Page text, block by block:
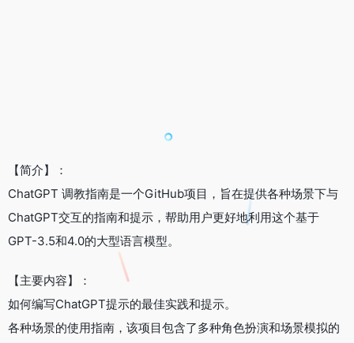
【简介】：
ChatGPT 调教指南是一个GitHub项目，旨在提供各种场景下与
ChatGPT交互的指南和提示，帮助用户更好地利用这个基于
GPT-3.5和4.0的大型语言模型。
【主要内容】：
如何编写ChatGPT提示的最佳实践和提示。
各种场景的使用指南，该项目包含了多种角色扮演和场景模拟的